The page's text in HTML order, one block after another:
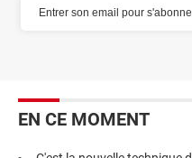
EN CE MOMENT